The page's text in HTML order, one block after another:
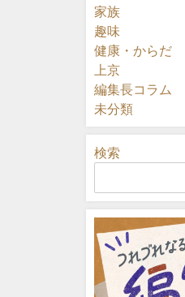
家族
趣味
健康・からだ
上京
編集長コラム
未分類
検索